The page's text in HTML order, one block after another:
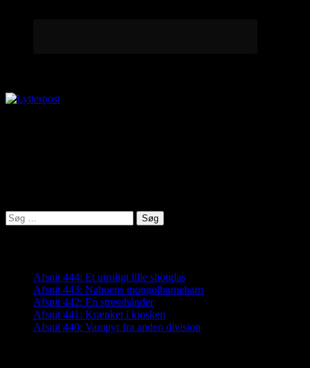
Søg
efter:
Afsnit 444: Et utroligt lille shotglas
Afsnit 443: Naboens mongolbarnebarn
Afsnit 442: En stresshånder
Afsnit 441: Krænket i kiosken
Afsnit 440: Vampyr fra anden division